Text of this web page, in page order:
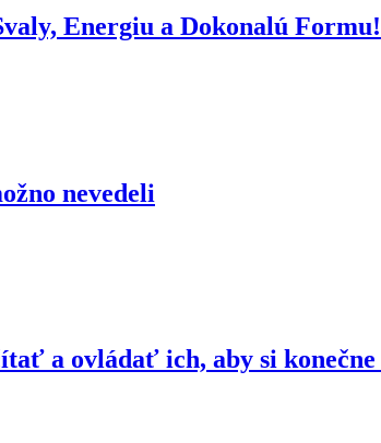
Energiu a Dokonalú Formu!
nevedeli
a ovládať ich, aby si